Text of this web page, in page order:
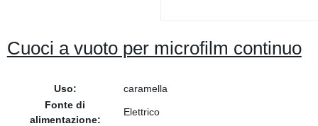
Cuoci a vuoto per microfilm continuo
Uso:
caramella
Fonte di
alimentazione:
Elettrico